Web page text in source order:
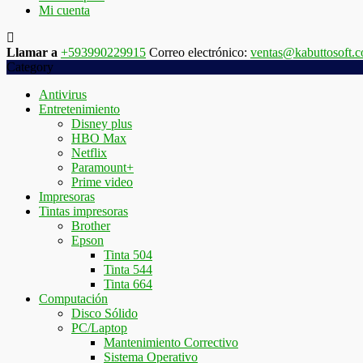
Mi cuenta
Llamar a +593990229915 Correo electrónico:
Category
Antivirus
Entretenimiento
Disney plus
HBO Max
Netflix
Paramount+
Prime video
Impresoras
Tintas impresoras
Brother
Epson
Tinta 504
Tinta 544
Tinta 664
Computación
Disco Sólido
PC/Laptop
Mantenimiento Correctivo
Sistema Operativo